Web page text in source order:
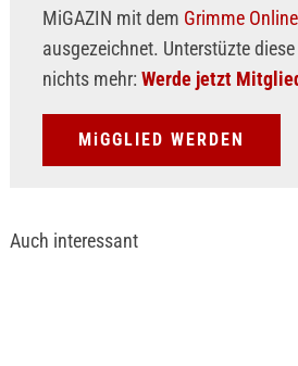
MiGAZIN mit dem Grimme
ausgezeichnet. Unterstüzte
nichts mehr: Werde jetzt
MiGGLIED WERDEN
Auch interessant